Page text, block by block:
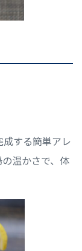
する簡単アレ
温かさで、体